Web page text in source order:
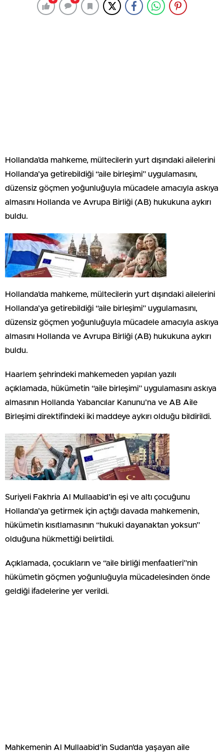
Hollanda’da mahkeme, mültecilerin yurt dışındaki ailelerini
Hollanda’ya getirebildiği “aile birleşimi” uygulamasını,
düzensiz göçmen yoğunluğuyla mücadele amacıyla askıya
almasını Hollanda ve Avrupa Birliği (AB) hukukuna aykırı
buldu.
Hollanda’da mahkeme, mültecilerin yurt dışındaki ailelerini
Hollanda’ya getirebildiği “aile birleşimi” uygulamasını,
düzensiz göçmen yoğunluğuyla mücadele amacıyla askıya
almasını Hollanda ve Avrupa Birliği (AB) hukukuna aykırı
buldu.
Haarlem şehrindeki mahkemeden yapılan yazılı
açıklamada, hükümetin “aile birleşimi” uygulamasını askıya
almasının Hollanda Yabancılar Kanunu’na ve AB Aile
Birleşimi direktifindeki iki maddeye aykırı olduğu bildirildi.
Suriyeli Fakhria Al Mullaabid’in eşi ve altı çocuğunu
Hollanda’ya getirmek için açtığı davada mahkemenin,
hükümetin kısıtlamasının “hukuki dayanaktan yoksun”
olduğuna hükmettiği belirtildi.
Açıklamada, çocukların ve “aile birliği menfaatleri”nin
hükümetin göçmen yoğunluğuyla mücadelesinden önde
geldiği ifadelerine yer verildi.
Mahkemenin Al Mullaabid’in Sudan’da yaşayan aile